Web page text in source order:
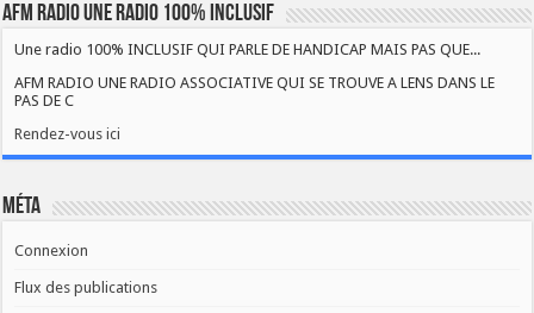
AFM RADIO UNE RADIO 100% INCLUSIF
Une radio 100% INCLUSIF QUI PARLE DE HANDICAP MAIS PAS QUE...
AFM RADIO UNE RADIO ASSOCIATIVE QUI SE TROUVE A LENS DANS LE
PAS DE C
Rendez-vous ici
Méta
Connexion
Flux des publications